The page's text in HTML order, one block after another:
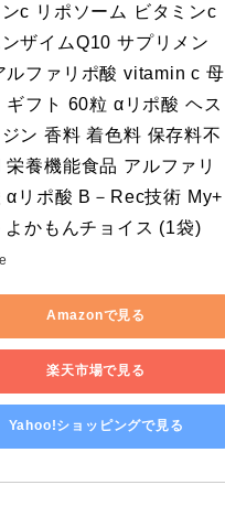
ンc リポソーム ビタミンc
ザイムQ10 サプリメン
ルファリポ酸 vitamin c 母
ギフト 60粒 αリポ酸 ヘス
ン 香料 着色料 保存料不
栄養機能食品 アルファリ
αリポ酸 B－Rec技術 My+
よかもんチョイス (1袋)
Amazonで見る
楽天市場で見る
Yahoo!ショッピングで見る